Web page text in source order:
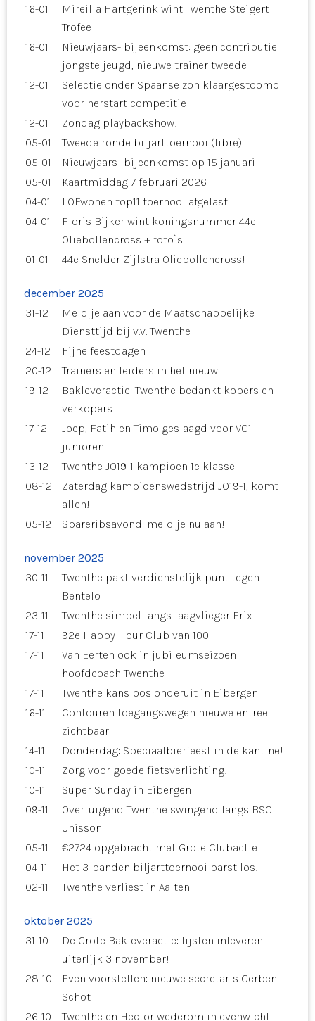
16-01
Mireilla Hartgerink wint Twenthe Steigert
Trofee
16-01
Nieuwjaars- bijeenkomst: geen contributie
jongste jeugd, nieuwe trainer tweede
12-01
Selectie onder Spaanse zon klaargestoomd
voor herstart competitie
12-01
Zondag playbackshow!
05-01
Tweede ronde biljarttoernooi (libre)
05-01
Nieuwjaars- bijeenkomst op 15 januari
05-01
Kaartmiddag 7 februari 2026
04-01
LOFwonen top11 toernooi afgelast
04-01
Floris Bijker wint koningsnummer 44e
Oliebollencross + foto`s
01-01
44e Snelder Zijlstra Oliebollencross!
december 2025
31-12
Meld je aan voor de Maatschappelijke
Diensttijd bij v.v. Twenthe
24-12
Fijne feestdagen
20-12
Trainers en leiders in het nieuw
19-12
Bakleveractie: Twenthe bedankt kopers en
verkopers
17-12
Joep, Fatih en Timo geslaagd voor VC1
junioren
13-12
Twenthe JO19-1 kampioen 1e klasse
08-12
Zaterdag kampioenswedstrijd JO19-1, komt
allen!
05-12
Spareribsavond: meld je nu aan!
november 2025
30-11
Twenthe pakt verdienstelijk punt tegen
Bentelo
23-11
Twenthe simpel langs laagvlieger Erix
17-11
92e Happy Hour Club van 100
17-11
Van Eerten ook in jubileumseizoen
hoofdcoach Twenthe I
17-11
Twenthe kansloos onderuit in Eibergen
16-11
Contouren toegangswegen nieuwe entree
zichtbaar
14-11
Donderdag: Speciaalbierfeest in de kantine!
10-11
Zorg voor goede fietsverlichting!
10-11
Super Sunday in Eibergen
09-11
Overtuigend Twenthe swingend langs BSC
Unisson
05-11
€2724 opgebracht met Grote Clubactie
04-11
Het 3-banden biljarttoernooi barst los!
02-11
Twenthe verliest in Aalten
oktober 2025
31-10
De Grote Bakleveractie: lijsten inleveren
uiterlijk 3 november!
28-10
Even voorstellen: nieuwe secretaris Gerben
Schot
26-10
Twenthe en Hector wederom in evenwicht